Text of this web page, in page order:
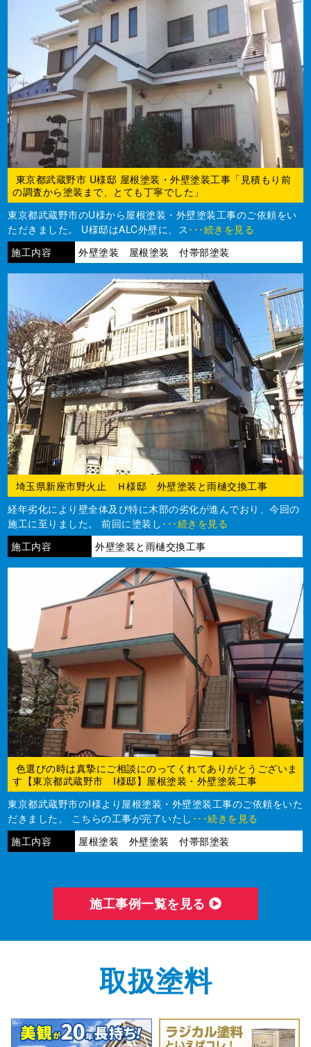
東京都武蔵野市 U様邸 屋根塗装・外壁塗装工事「見積もり前
の調査から塗装まで、とても丁寧でした」
東京都武蔵野市のU様から屋根塗装・外壁塗装工事のご依頼をい
ただきました。 U様邸はALC外壁に、ス ･･･続きを見る
施工内容
外壁塗装 屋根塗装 付帯部塗装
埼玉県新座市野火止 Ｈ様邸 外壁塗装と雨樋交換工事
経年劣化により壁全体及び特に木部の劣化が進んでおり、今回の
施工に至りました。 前回に塗装し ･･･続きを見る
施工内容
外壁塗装と雨樋交換工事
色選びの時は真摯にご相談にのってくれてありがとうございま
す【東京都武蔵野市 I様邸】屋根塗装・外壁塗装工事
東京都武蔵野市のI様より屋根塗装・外壁塗装工事のご依頼をいた
だきました。 こちらの工事が完了いたし ･･･続きを見る
施工内容
屋根塗装 外壁塗装 付帯部塗装
施⼯事例⼀覧を⾒る
取扱塗料